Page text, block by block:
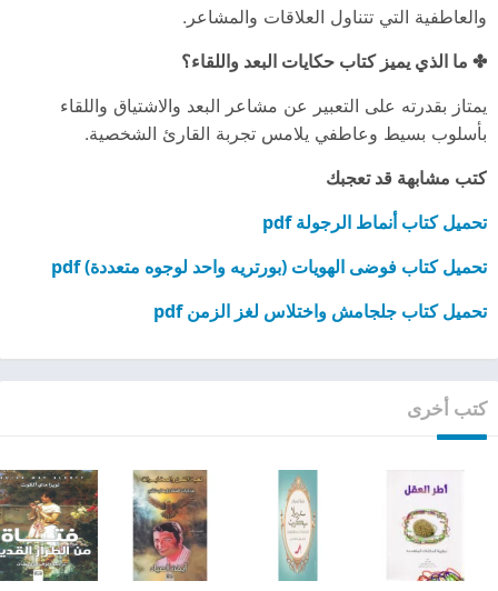
والعاطفية التي تتناول العلاقات والمشاعر.
✤ ما الذي يميز كتاب حكايات البعد واللقاء؟
يمتاز بقدرته على التعبير عن مشاعر البعد والاشتياق واللقاء
بأسلوب بسيط وعاطفي يلامس تجربة القارئ الشخصية.
كتب مشابهة قد تعجبك
تحميل كتاب أنماط الرجولة pdf
تحميل كتاب فوضى الهويات (بورتريه واحد لوجوه متعددة) pdf
تحميل كتاب جلجامش واختلاس لغز الزمن pdf
كتب أخرى